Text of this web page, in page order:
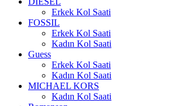
Erkek Kol Saati
FOSSIL
Erkek Kol Saati
Kadın Kol Saati
Guess
Erkek Kol Saati
Kadın Kol Saati
MICHAEL KORS
Kadın Kol Saati